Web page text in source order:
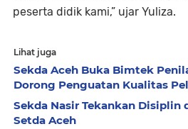
peserta didik kami,” ujar Yuliza.
Lihat juga
Sekda Aceh Buka Bimtek
Dorong Penguatan Kualitas
Sekda Nasir Tekankan Disiplin
Setda Aceh